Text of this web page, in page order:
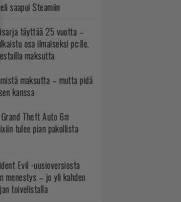
saapui Steamiin
täyttää 25 vuotta –
osa ilmaiseksi pc:lle,
maksutta
maksutta – mutta pidä
kanssa
Theft Auto 6:n
tulee pian pakollista
Evil -uusioversiosta
menestys – jo yli kahden
toivelistalla